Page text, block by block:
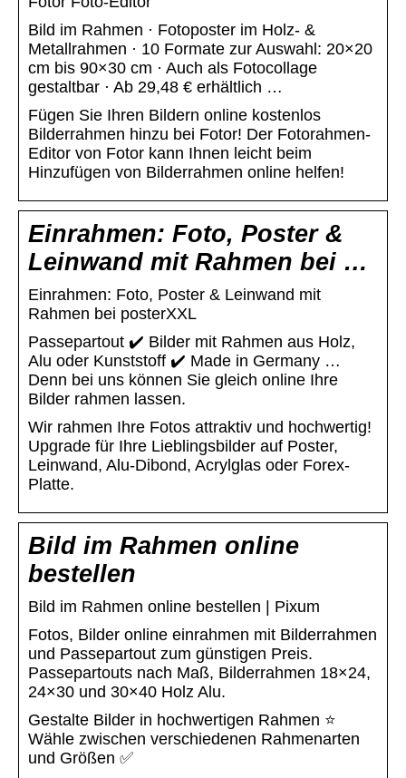
Bild im Rahmen · Fotoposter im Holz- &
Metallrahmen · 10 Formate zur Auswahl: 20×20
cm bis 90×30 cm · Auch als Fotocollage
gestaltbar · Ab 29,48 € erhältlich …
Fügen Sie Ihren Bildern online kostenlos
Bilderrahmen hinzu bei Fotor! Der Fotorahmen-
Editor von Fotor kann Ihnen leicht beim
Hinzufügen von Bilderrahmen online helfen!
Einrahmen: Foto, Poster &
Leinwand mit Rahmen bei …
Einrahmen: Foto, Poster & Leinwand mit
Rahmen bei posterXXL
Passepartout ✔️ Bilder mit Rahmen aus Holz,
Alu oder Kunststoff ✔️ Made in Germany …
Denn bei uns können Sie gleich online Ihre
Bilder rahmen lassen.
Wir rahmen Ihre Fotos attraktiv und hochwertig!
Upgrade für Ihre Lieblingsbilder auf Poster,
Leinwand, Alu-Dibond, Acrylglas oder Forex-
Platte.
Bild im Rahmen online
bestellen
Bild im Rahmen online bestellen | Pixum
Fotos, Bilder online einrahmen mit Bilderrahmen
und Passepartout zum günstigen Preis.
Passepartouts nach Maß, Bilderrahmen 18×24,
24×30 und 30×40 Holz Alu.
Gestalte Bilder in hochwertigen Rahmen ⭐
Wähle zwischen verschiedenen Rahmenarten
und Größen ✅